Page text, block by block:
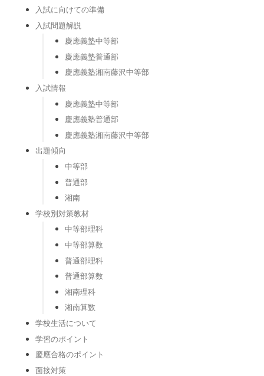
入試に向けての準備
入試問題解説
慶應義塾中等部
慶應義塾普通部
慶應義塾湘南藤沢中等部
入試情報
慶應義塾中等部
慶應義塾普通部
慶應義塾湘南藤沢中等部
出題傾向
中等部
普通部
湘南
学校別対策教材
中等部理科
中等部算数
普通部理科
普通部算数
湘南理科
湘南算数
学校生活について
学習のポイント
慶應合格のポイント
面接対策